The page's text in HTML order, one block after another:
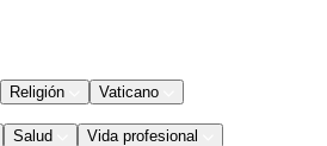
Religión Vaticano
Salud Vida profesional